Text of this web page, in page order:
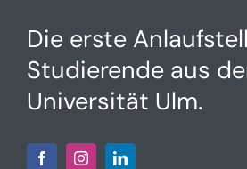
Die erste
Studierende aus
Universität Ulm.